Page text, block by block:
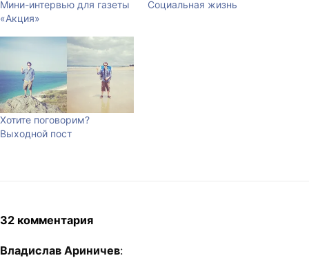
Мини-интервью для газеты
«Акция»
Социальная жизнь
Хотите поговорим?
Выходной пост
32 комментария
Владислав Ариничев: